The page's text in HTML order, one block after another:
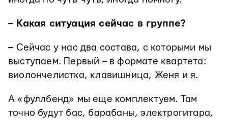
– Какая ситуация сейчас в группе?
–Сейчас у нас два состава, с которыми мы
выступаем. Первый – в формате квартета:
виолончелистка, клавишница, Женя и я.
А «фуллбенд» мы еще комплектуем. Там
точно будут бас, барабаны, электрогитара,